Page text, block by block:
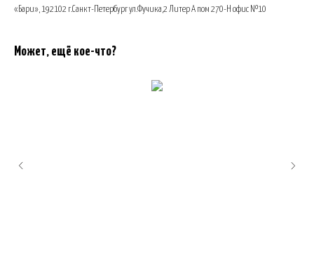
«Бари», 192102 г.Санкт-Петербург ул.Фучика,2 Литер А пом 270-H офис №10
Может, ещё кое-что?